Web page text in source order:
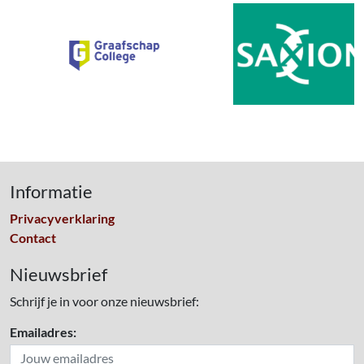
Informatie
Privacyverklaring
Contact
Nieuwsbrief
Schrijf je in voor onze nieuwsbrief:
Emailadres: